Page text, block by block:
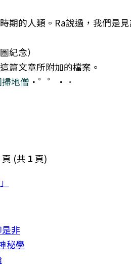
期的人類。Ra說過，我們是
紀念）
篇文章所附加的檔案。
地僧 ・゜゜・．
頁 (共 1 頁)
非
秘學